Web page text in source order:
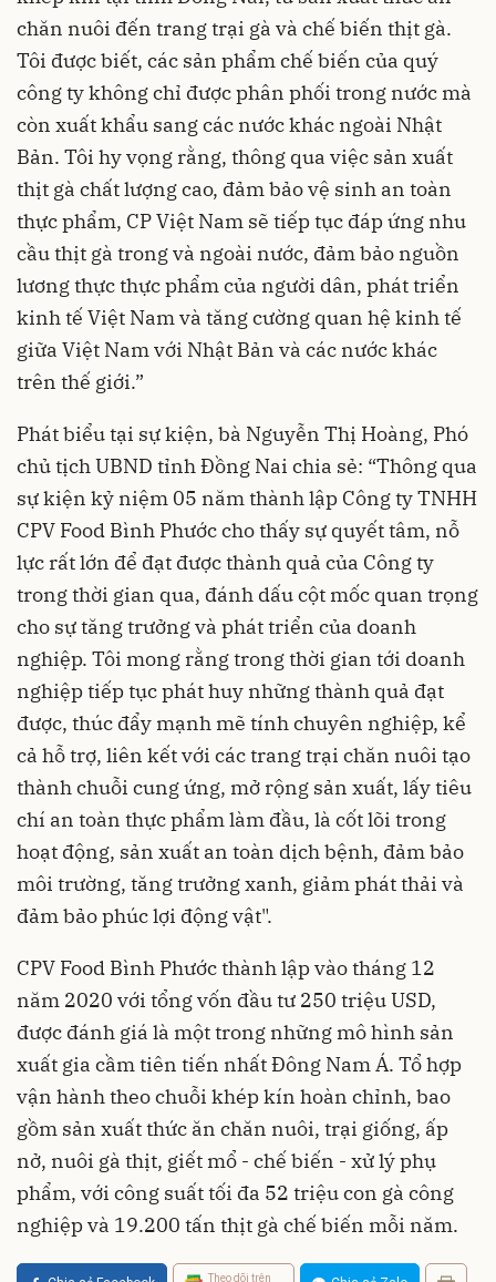
chăn nuôi đến trang trại gà và chế biến thịt gà.
Tôi được biết, các sản phẩm chế biến của quý
công ty không chỉ được phân phối trong nước mà
còn xuất khẩu sang các nước khác ngoài Nhật
Bản. Tôi hy vọng rằng, thông qua việc sản xuất
thịt gà chất lượng cao, đảm bảo vệ sinh an toàn
thực phẩm, CP Việt Nam sẽ tiếp tục đáp ứng nhu
cầu thịt gà trong và ngoài nước, đảm bảo nguồn
lương thực thực phẩm của người dân, phát triển
kinh tế Việt Nam và tăng cường quan hệ kinh tế
giữa Việt Nam với Nhật Bản và các nước khác
trên thế giới.”
Phát biểu tại sự kiện, bà Nguyễn Thị Hoàng, Phó
chủ tịch UBND tỉnh Đồng Nai chia sẻ: “Thông qua
sự kiện kỷ niệm 05 năm thành lập Công ty TNHH
CPV Food Bình Phước cho thấy sự quyết tâm, nỗ
lực rất lớn để đạt được thành quả của Công ty
trong thời gian qua, đánh dấu cột mốc quan trọng
cho sự tăng trưởng và phát triển của doanh
nghiệp. Tôi mong rằng trong thời gian tới doanh
nghiệp tiếp tục phát huy những thành quả đạt
được, thúc đẩy mạnh mẽ tính chuyên nghiệp, kể
cả hỗ trợ, liên kết với các trang trại chăn nuôi tạo
thành chuỗi cung ứng, mở rộng sản xuất, lấy tiêu
chí an toàn thực phẩm làm đầu, là cốt lõi trong
hoạt động, sản xuất an toàn dịch bệnh, đảm bảo
môi trường, tăng trưởng xanh, giảm phát thải và
đảm bảo phúc lợi động vật".
CPV Food Bình Phước thành lập vào tháng 12
năm 2020 với tổng vốn đầu tư 250 triệu USD,
được đánh giá là một trong những mô hình sản
xuất gia cầm tiên tiến nhất Đông Nam Á. Tổ hợp
vận hành theo chuỗi khép kín hoàn chỉnh, bao
gồm sản xuất thức ăn chăn nuôi, trại giống, ấp
nở, nuôi gà thịt, giết mổ - chế biến - xử lý phụ
phẩm, với công suất tối đa 52 triệu con gà công
nghiệp và 19.200 tấn thịt gà chế biến mỗi năm.
Theo dõi trên